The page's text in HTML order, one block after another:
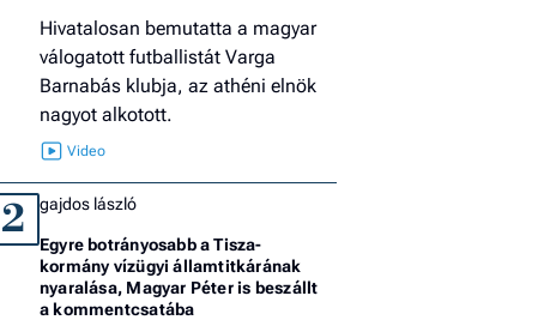
Hivatalosan bemutatta a magyar
válogatott futballistát Varga
Barnabás klubja, az athéni elnök
nagyot alkotott.
2 gajdos lászló
Egyre botrányosabb a Tisza-
kormány vízügyi államtitkárának
nyaralása, Magyar Péter is beszállt
a kommentcsatába